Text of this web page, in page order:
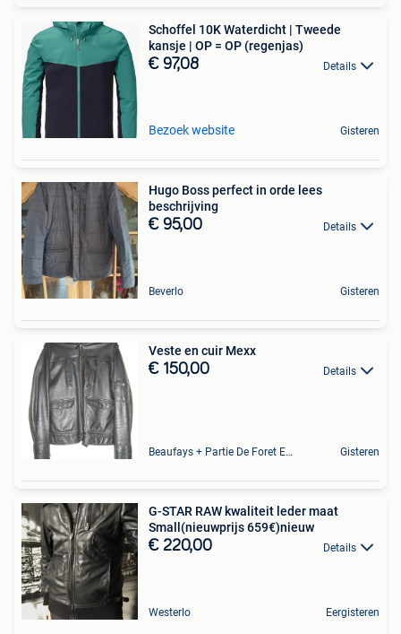
Schoffel 10K Waterdicht | Tweede
kansje | OP = OP (regenjas)
€ 97,08 Details
Bezoek website Gisteren
Hugo Boss perfect in orde lees
beschrijving
€ 95,00 Details
Beverlo Gisteren
Veste en cuir Mexx
€ 150,00 Details
Beaufays + Partie De Foret Et De Tilff Gisteren
G-STAR RAW kwaliteit leder maat
Small(nieuwprijs 659€)nieuw
€ 220,00 Details
Westerlo Eergisteren